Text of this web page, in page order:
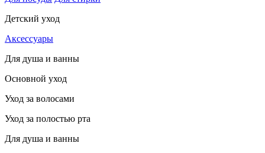
Детский уход
Аксессуары
Для душа и ванны
Основной уход
Уход за волосами
Уход за полостью рта
Для душа и ванны